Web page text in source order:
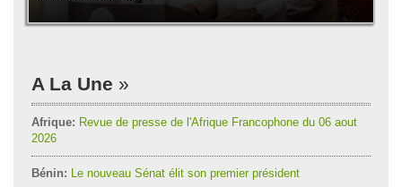
A La Une
Afrique: Revue de presse de l'Afrique Francophone du 06 aout
2026
Bénin: Le nouveau Sénat élit son premier président